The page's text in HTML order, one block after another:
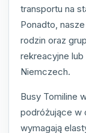
transportu na
Ponadto,
rodzin oraz
rekreacyjne
Niemczech.
Busy Tomiline
podróżujące w
wymagają